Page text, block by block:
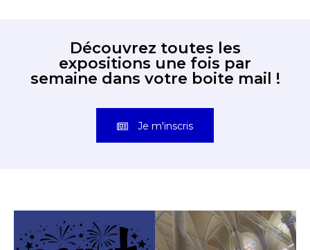
Découvrez toutes les
expositions une fois par
semaine dans votre boite mail !
Je m'inscris